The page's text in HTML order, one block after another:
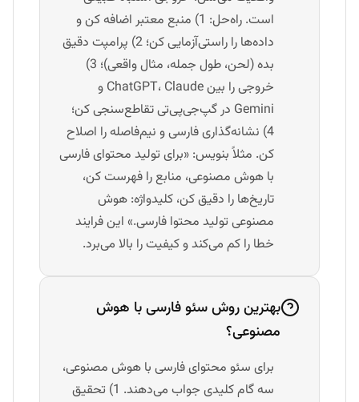
است. راه‌حل: 1) منبع معتبر اضافه کن و
داده‌ها را راستی‌آزمایی کن؛ 2) پرامپت دقیق
بده (لحن، طول جمله، مثال واقعی)؛ 3)
خروجی را بین ChatGPT، Claude و
Gemini در گپ‌جی‌پی‌تی تقاطع‌سنجی کن؛
4) نشانه‌گذاری فارسی و نیم‌فاصله را اصلاح
کن. مثلاً بنویس: «برای تولید محتوای فارسی
با هوش مصنوعی، منابع را فهرست کن،
تاریخ‌ها را دقیق کن، کلیدواژه: هوش
مصنوعی تولید محتوا فارسی.» این فرایند
خطا را کم می‌کند و کیفیت را بالا می‌برد.
بهترین روش سئو فارسی با هوش
مصنوعی؟
برای سئو محتوای فارسی با هوش مصنوعی،
سه گام کلیدی جواب می‌دهند. 1) تحقیق